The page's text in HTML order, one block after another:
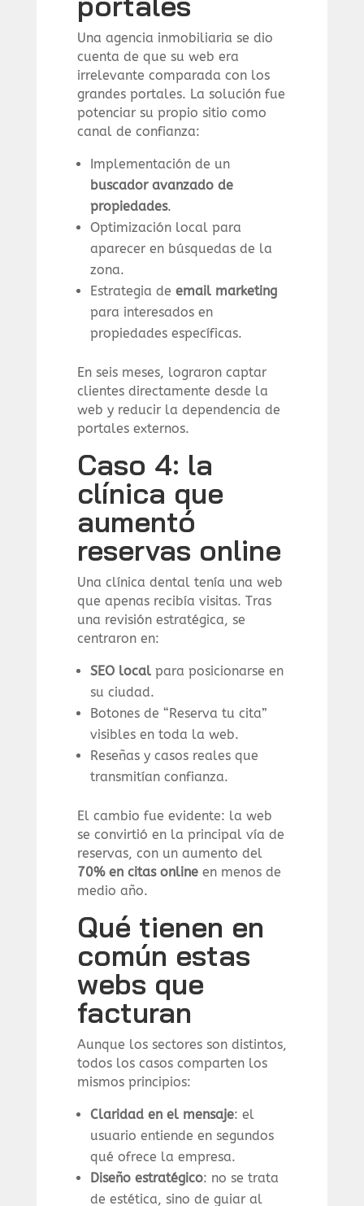
Una agencia inmobiliaria se dio
cuenta de que su web era
irrelevante comparada con los
grandes portales. La solución fue
potenciar su propio sitio como
canal de confianza:
Implementación de un
buscador avanzado de
propiedades.
Optimización local para
aparecer en búsquedas de la
zona.
Estrategia de email marketing
para interesados en
propiedades específicas.
En seis meses, lograron captar
clientes directamente desde la
web y reducir la dependencia de
portales externos.
Caso 4: la
clínica que
aumentó
reservas online
Una clínica dental tenía una web
que apenas recibía visitas. Tras
una revisión estratégica, se
centraron en:
SEO localpara posicionarse en
su ciudad.
Botones de “Reserva tu cita”
visibles en toda la web.
Reseñas y casos reales que
transmitían confianza.
El cambio fue evidente: la web
se convirtió en la principal vía de
reservas, con un aumento del
70% en citas onlineen menos de
medio año.
Qué tienen en
común estas
webs que
facturan
Aunque los sectores son distintos,
todos los casos comparten los
mismos principios:
Claridad en el mensaje: el
usuario entiende en segundos
qué ofrece la empresa.
Diseño estratégico: no se trata
de estética, sino de guiar al